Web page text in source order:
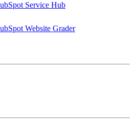
Service Hub
Website Grader